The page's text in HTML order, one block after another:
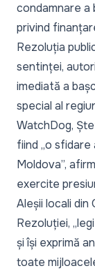
condamnare a
privind
Rezoluția
sentinței,
imediată a
special al
WatchDog,
fiind „o sfidare
Moldova”,
exercite
Aleșii locali din
Rezoluției,
și își exprimă
toate